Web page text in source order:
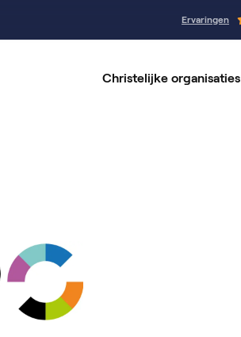
Ervaringen
Christelijke organisaties